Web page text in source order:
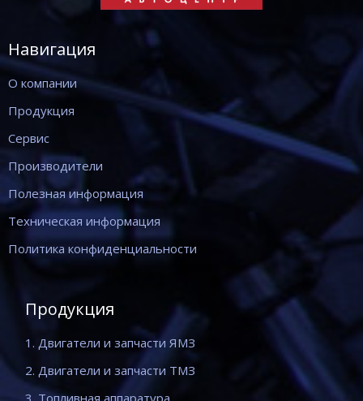
Навигация
О компании
Продукция
Сервис
Производители
Полезная информация
Техническая информация
Политика конфиденциальности
Продукция
1. Двигатели и запчасти ЯМЗ
2. Двигатели и запчасти ТМЗ
3. Топливная аппаратура